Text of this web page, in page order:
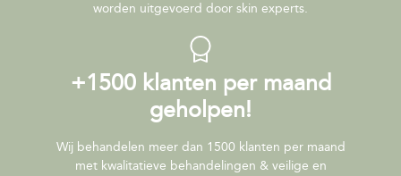
worden uitgevoerd door skin experts.
+1500 klanten per maand
geholpen!
Wij behandelen meer dan 1500 klanten per maand
met kwalitatieve behandelingen & veilige en